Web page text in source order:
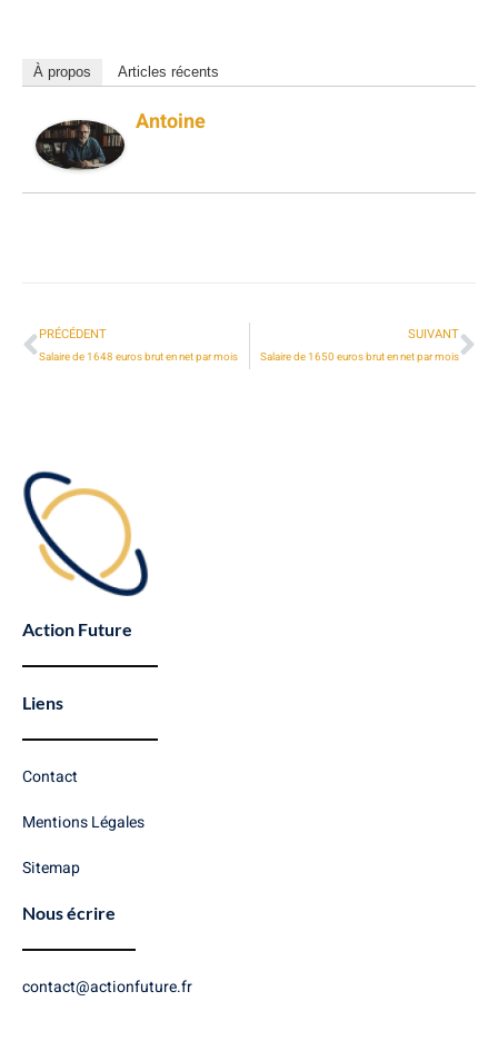
À propos Articles récents
Antoine
PRÉCÉDENT
Salaire de 1648 euros brut en net par mois
SUIVANT
Salaire de 1650 euros brut en net par mois
Action Future
Liens
Contact
Mentions Légales
Sitemap
Nous écrire
contact@actionfuture.fr